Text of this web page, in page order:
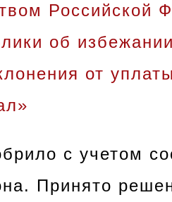
Российской
об
от
с учетом
Принято